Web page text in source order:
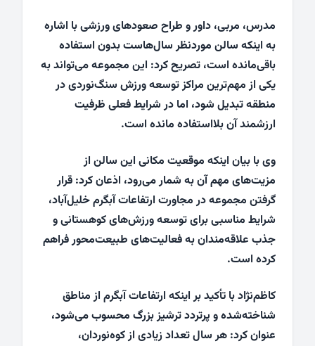
مدرس، مربی، داور و طراح صعودهای ورزشی با اشاره
به اینکه سالن موردنظر سال‌هاست بدون استفاده
باقی‌مانده است، تصریح کرد: این مجموعه می‌تواند به
یکی از مهم‌ترین مراکز توسعه ورزش سنگ‌نوردی در
منطقه تبدیل شود، اما در شرایط فعلی ظرفیت
ارزشمند آن بلااستفاده مانده است.
وی با بیان اینکه موقعیت مکانی این سالن از
مزیت‌های مهم آن به شمار می‌رود، اذعان کرد: قرار
گرفتن مجموعه در مجاورت ارتفاعات آبگرم خلیل‌آباد،
شرایط مناسبی برای توسعه ورزش‌های کوهستانی و
جذب علاقه‌مندان به فعالیت‌های طبیعت‌محور فراهم
کرده است.
کاظم‌نژاد با تأکید بر اینکه ارتفاعات آبگرم از مناطق
شناخته‌شده و پرتردد ترشیز بزرگ محسوب می‌شود،
عنوان کرد: هر سال تعداد زیادی از کوه‌نوردان،